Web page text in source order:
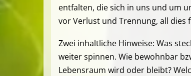
entfalten, die sich in uns und um
vor Verlust und Trennung, all dies
Zwei inhaltliche Hinweise: Was
weiter spinnen. Wie bewohnbar
Lebensraum wird oder bleibt?